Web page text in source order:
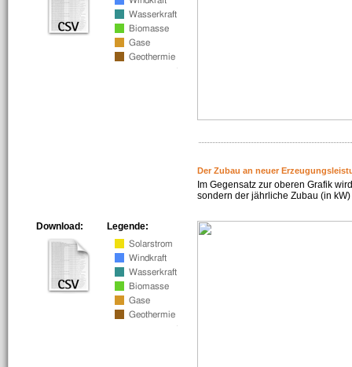
Der Zubau an neuer
Im Gegensatz zur oberen Grafik
sondern der jährliche Zubau (in
Legende:
Download: